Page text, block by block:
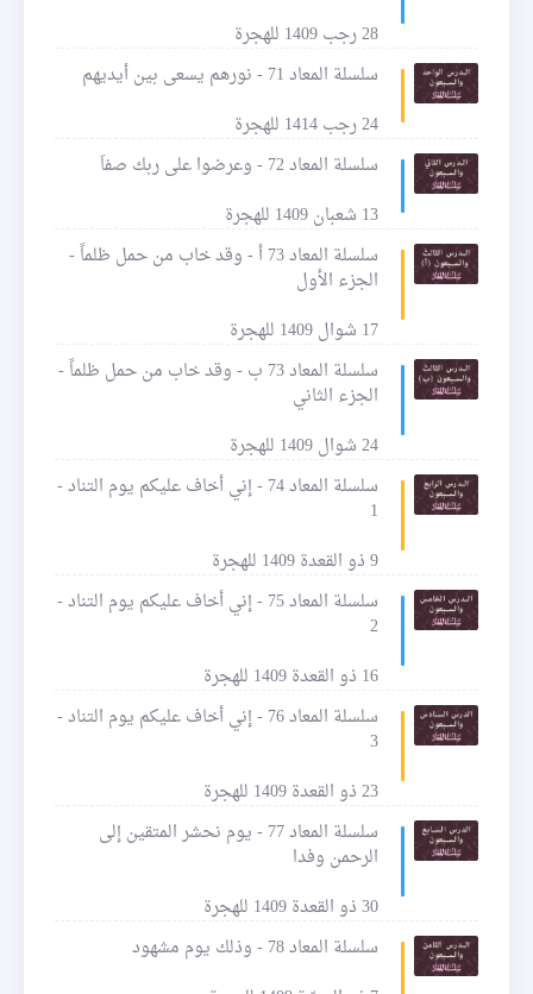
28 رجب 1409 للهجرة
سلسلة المعاد 71 - نورهم يسعى بين أيديهم
24 رجب 1414 للهجرة
سلسلة المعاد 72 - وعرضوا على ربك صفاَ
13 شعبان 1409 للهجرة
سلسلة المعاد 73 أ - وقد خاب من حمل ظلماً -
الجزء الأول
17 شوال 1409 للهجرة
سلسلة المعاد 73 ب - وقد خاب من حمل ظلماً -
الجزء الثاني
24 شوال 1409 للهجرة
سلسلة المعاد 74 - إني أخاف عليكم يوم التناد -
1
9 ذو القعدة 1409 للهجرة
سلسلة المعاد 75 - إني أخاف عليكم يوم التناد -
2
16 ذو القعدة 1409 للهجرة
سلسلة المعاد 76 - إني أخاف عليكم يوم التناد -
3
23 ذو القعدة 1409 للهجرة
سلسلة المعاد 77 - يوم نحشر المتقين إلى
الرحمن وفدا
30 ذو القعدة 1409 للهجرة
سلسلة المعاد 78 - وذلك يوم مشهود